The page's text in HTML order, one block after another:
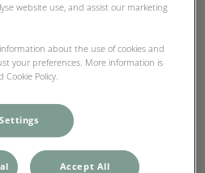
de santé vétérinaire
website use, and assist our marketing
information about the use of cookies and
your preferences. More information is
Policy.
Settings
Accept All